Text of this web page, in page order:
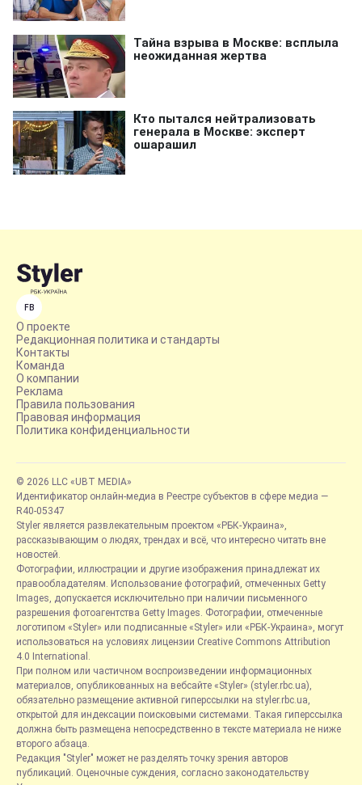
FB
О проекте
Редакционная политика и стандарты
Контакты
Команда
О компании
Реклама
Правила пользования
Правовая информация
Политика конфиденциальности
© 2026 LLC «UBT MEDIA»
Идентификатор онлайн-медиа в Реестре субъектов в сфере медиа —
R40-05347
Styler является развлекательным проектом «РБК-Украина»,
рассказывающим о людях, трендах и всё, что интересно читать вне
новостей.
Фотографии, иллюстрации и другие изображения принадлежат их
правообладателям. Использование фотографий, отмеченных Getty
Images, допускается исключительно при наличии письменного
разрешения фотоагентства Getty Images. Фотографии, отмеченные
логотипом «Styler» или подписанные «Styler» или «РБК-Украина», могут
использоваться на условиях лицензии Creative Commons Attribution
4.0 International.
При полном или частичном воспроизведении информационных
материалов, опубликованных на вебсайте «Styler» (styler.rbc.ua),
обязательно размещение активной гиперссылки на styler.rbc.ua,
открытой для индексации поисковыми системами. Такая гиперссылка
должна быть размещена непосредственно в тексте материала не ниже
второго абзаца.
Редакция "Styler" может не разделять точку зрения авторов
публикаций. Оценочные суждения, согласно законодательству